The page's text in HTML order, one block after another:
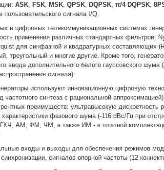
ASK FSK MSK QPSK DQPSK π/4 DQPSK
пользовательского сигнала I/Q.
в цифровых телекоммуникационных системах
применения различных стандартных фильтров:
для синфазной и квадратурных составляющих
треугольный и многие другие. Кроме того,
ввода дополнительного белого гауссовского шума
сигнала).
используют инновационную цифровую
частотного синтеза с рациональной
преимуществ: ультравысокую дискретность
фазового шума (-116 dBc/Гц при
АМ, ФМ, ЧМ, а также ИМ - в штатной
входы и выходы для обеспечения режимов
сигналов опорной частоты (12